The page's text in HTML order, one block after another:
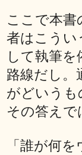
ここで本
者はこうい
して執筆
路線だし。
がどいう
その答えで
「誰が何